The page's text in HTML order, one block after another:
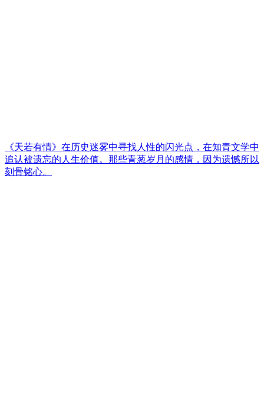
《天若有情》在历史迷雾中寻找人性的闪光点，在知青文学中
追认被遗忘的人生价值。那些青葱岁月的感情，因为遗憾所以
刻骨铭心。